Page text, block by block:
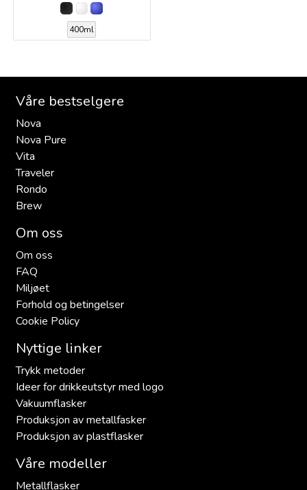
400ml
Våre bestselgere
Nova
Nova Pure
Vita
Traveler
Rondo
Brew
Om oss
Om oss
FAQ
Miljøet
Forhold og betingelser
Cookie Policy
Nyttige linker
Trykk metoder
Ideer for drikkeutstyr med logo
Vakuumflasker
Produksjon av metallfasker
Produksjon av plastflasker
Våre modeller
Metallflasker